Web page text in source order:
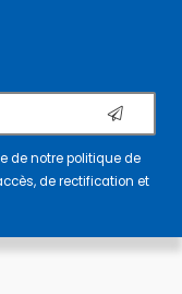
de notrepolitique de
de rectification et